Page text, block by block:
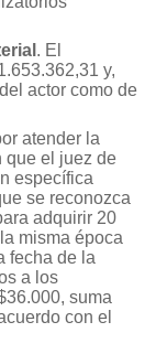
. El
y,
actor como de
atender la
que el juez de
específica
se reconozca
adquirir 20
misma época
fecha de la
a los
suma
con el